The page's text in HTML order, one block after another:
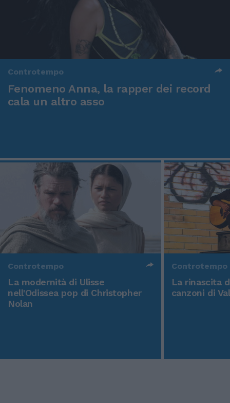
Controtempo
Fenomeno Anna, la rapper dei record
cala un altro asso
Controtempo
La modernità di Ulisse
nell'Odissea pop di Christopher
Nolan
Controtempo
La rinascita
canzoni di